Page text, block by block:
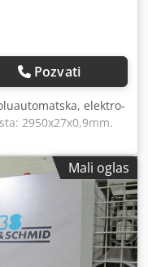
Pozvati
elektro-
2950x27x0,9mm.
i metalnih profila
uglom 0°; Opseg
Uz DODATNU
sečenja. Godina
Mali oglas